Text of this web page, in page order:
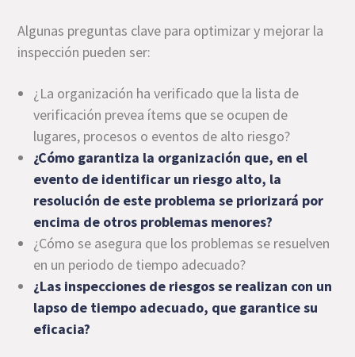
Algunas preguntas clave para optimizar y mejorar la
inspección pueden ser:
¿La organización ha verificado que la lista de
verificación prevea ítems que se ocupen de
lugares, procesos o eventos de alto riesgo?
¿Cómo garantiza la organización que, en el
evento de identificar un riesgo alto, la
resolución de este problema se priorizará por
encima de otros problemas menores?
¿Cómo se asegura que los problemas se resuelven
en un periodo de tiempo adecuado?
¿Las inspecciones de riesgos se realizan con un
lapso de tiempo adecuado, que garantice su
eficacia?